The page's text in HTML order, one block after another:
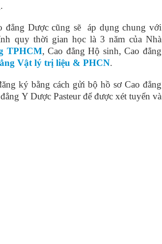
đẳng Dược cũng sẽ áp dụng chung với
quy thời gian học là 3 năm của Nhà
TPHCM, Cao đẳng Hộ sinh, Cao đẳng
Vật lý trị liệu & PHCN.
ký bằng cách gửi bộ hồ sơ Cao đẳng
Y Dược Pasteur để được xét tuyển và